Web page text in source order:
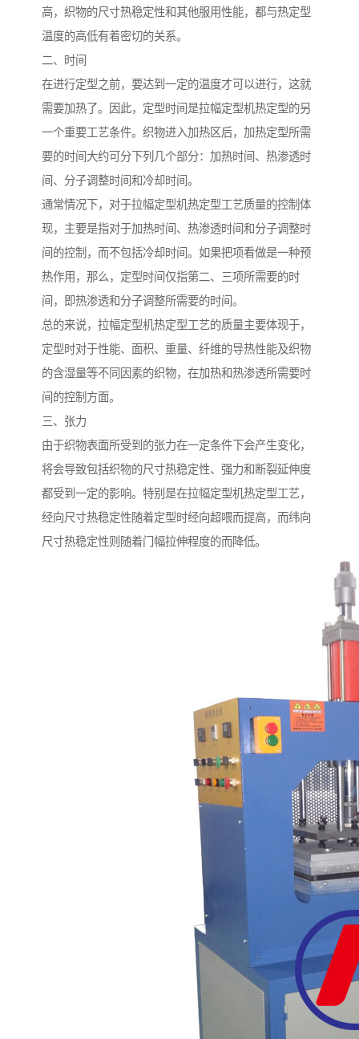
高，织物的尺寸热稳定性和其他服用性能，都与热定型
温度的高低有着密切的关系。
二、时间
在进行定型之前，要达到一定的温度才可以进行，这就
需要加热了。因此，定型时间是拉幅定型机热定型的另
一个重要工艺条件。织物进入加热区后，加热定型所需
要的时间大约可分下列几个部分：加热时间、热渗透时
间、分子调整时间和冷却时间。
通常情况下，对于拉幅定型机热定型工艺质量的控制体
现，主要是指对于加热时间、热渗透时间和分子调整时
间的控制，而不包括冷却时间。如果把项看做是一种预
热作用，那么，定型时间仅指第二、三项所需要的时
间，即热渗透和分子调整所需要的时间。
总的来说，拉幅定型机热定型工艺的质量主要体现于，
定型时对于性能、面积、重量、纤维的导热性能及织物
的含湿量等不同因素的织物，在加热和热渗透所需要时
间的控制方面。
三、张力
由于织物表面所受到的张力在一定条件下会产生变化，
将会导致包括织物的尺寸热稳定性、强力和断裂延伸度
都受到一定的影响。特别是在拉幅定型机热定型工艺，
经向尺寸热稳定性随着定型时经向超喂而提高，而纬向
尺寸热稳定性则随着门幅拉伸程度的而降低。